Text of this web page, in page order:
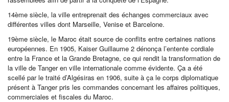
14ème siècle, la ville entreprenait des échanges commerciaux avec
différentes villes dont Marseille, Venise et Barcelone.
19ème siècle, le Maroc était source de conflits entre certaines nations
européennes. En 1905, Kaiser Guillaume 2 dénonça l’entente cordiale
entre la France et la Grande Bretagne, ce qui rendit la transformation de
la ville de Tanger en ville internationale comme évidente. Ça a été
scellé par le traité d’Algésiras en 1906, suite à ça le corps diplomatique
présent à Tanger pris les commandes concernant les affaires politiques,
commerciales et fiscales du Maroc.